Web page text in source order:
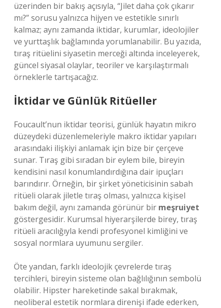
üzerinden bir bakış açısıyla, “Jilet daha çok çıkarır
mı?” sorusu yalnızca hijyen ve estetikle sınırlı
kalmaz; aynı zamanda iktidar, kurumlar, ideolojiler
ve yurttaşlık bağlamında yorumlanabilir. Bu yazıda,
tıraş ritüelini siyasetin merceği altında inceleyerek,
güncel siyasal olaylar, teoriler ve karşılaştırmalı
örneklerle tartışacağız.
İktidar ve Günlük Ritüeller
Foucault’nun iktidar teorisi, günlük hayatın mikro
düzeydeki düzenlemeleriyle makro iktidar yapıları
arasındaki ilişkiyi anlamak için bize bir çerçeve
sunar. Tıraş gibi sıradan bir eylem bile, bireyin
kendisini nasıl konumlandırdığına dair ipuçları
barındırır. Örneğin, bir şirket yöneticisinin sabah
ritüeli olarak jiletle tıraş olması, yalnızca kişisel
bakım değil, aynı zamanda görünür bir meşruiyet
göstergesidir. Kurumsal hiyerarşilerde birey, tıraş
ritüeli aracılığıyla kendi profesyonel kimliğini ve
sosyal normlara uyumunu sergiler.
Öte yandan, farklı ideolojik çevrelerde tıraş
tercihleri, bireyin sisteme olan bağlılığının sembolü
olabilir. Hipster hareketinde sakal bırakmak,
neoliberal estetik normlara direnişi ifade ederken,